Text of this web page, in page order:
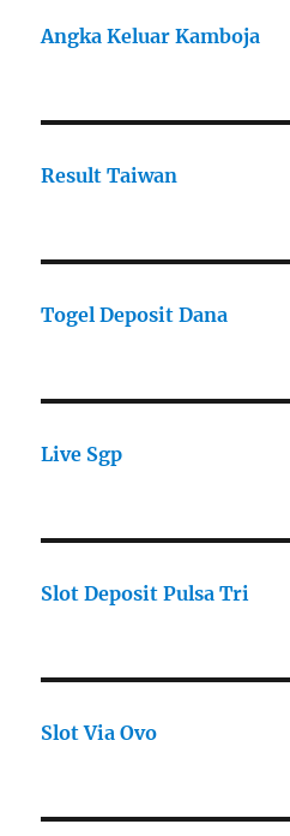
Angka Keluar Kamboja
Result Taiwan
Togel Deposit Dana
Live Sgp
Slot Deposit Pulsa Tri
Slot Via Ovo